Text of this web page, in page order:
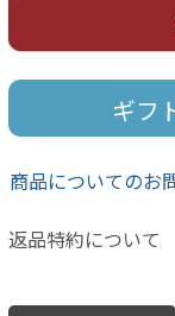
ギフ
商品についてのお
返品特約について